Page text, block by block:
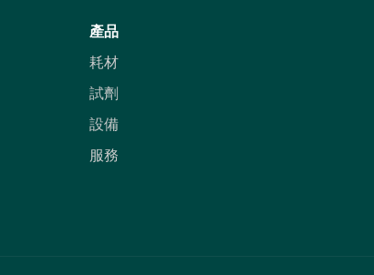
產品
耗材
試劑
設備
服務